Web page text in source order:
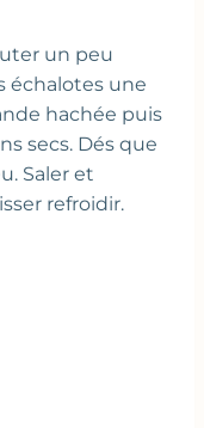
un peu
échalotes une
hachée puis
secs. Dés que
Saler et
refroidir.